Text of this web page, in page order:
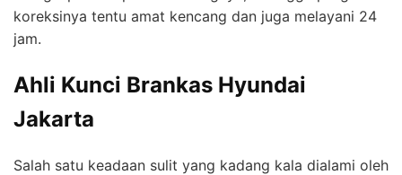
koreksinya tentu amat kencang dan juga melayani 24
jam.
Ahli Kunci Brankas Hyundai
Jakarta
Salah satu keadaan sulit yang kadang kala dialami oleh